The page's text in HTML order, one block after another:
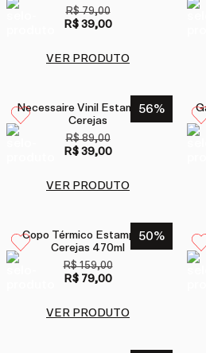
R$ 79,00
R$ 39,00
VER PRODUTO
56%
Necessaire Vinil Estampada
Cerejas
R$ 89,00
R$ 39,00
VER PRODUTO
50%
Copo Térmico Estampado
Cerejas 470ml
R$ 159,00
R$ 79,00
VER PRODUTO